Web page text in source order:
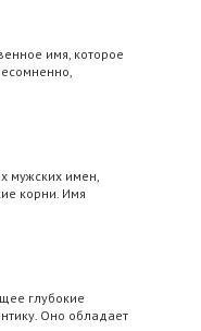
имя, которое
мужских имен,
корни. Имя
глубокие
Оно обладает